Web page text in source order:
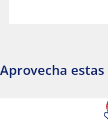
Aprovecha